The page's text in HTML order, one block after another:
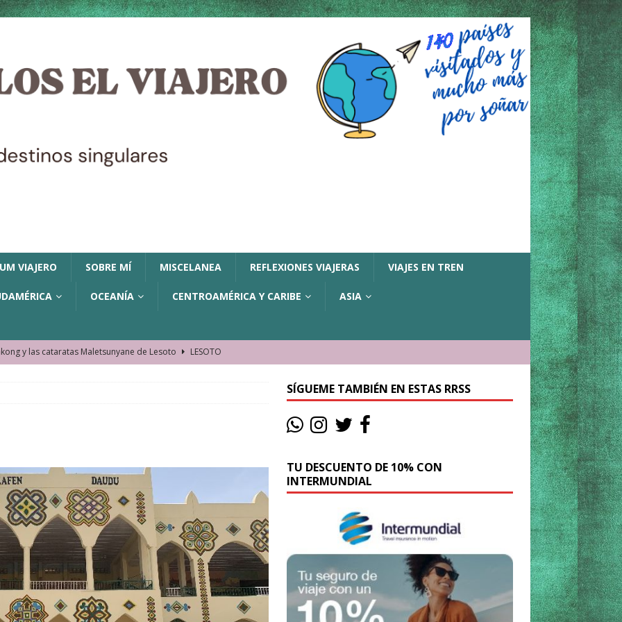
VIAJERO SOBRE MÍ MISCELANEA REFLEXIONES VIAJERAS VIAJES EN TREN
OCEANÍA CENTROAMÉRICA Y CARIBE ASIA
y las cataratas Maletsunyane de Lesoto
LESOTO
La historia de la misteriosa avioneta de la playa
JAMAICA
moverse en Seychelles de manera sostenible
Manama. La capital de Baréin
BARÉIN
El barrio más castizo de Malabo GUINEA ECUATORIAL
SÍGUEME TAMBIÉN EN ESTAS RRSS
TU DESCUENTO DE 10% CON
INTERMUNDIAL